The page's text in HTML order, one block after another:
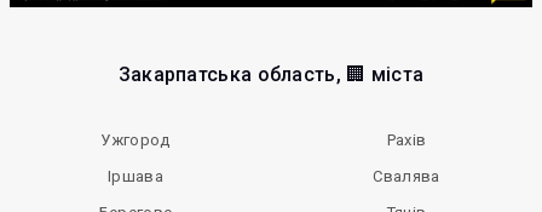
Закарпатська область, 🏢 міста
Ужгород
Іршава
Рахів
Свалява